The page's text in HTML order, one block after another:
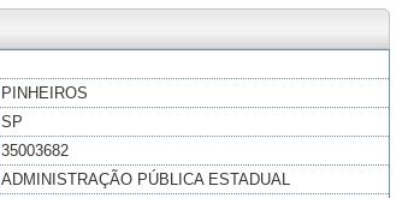
PINHEIROS
SP
35003682
ADMINISTRAÇÃO PÚBLICA ESTADUAL